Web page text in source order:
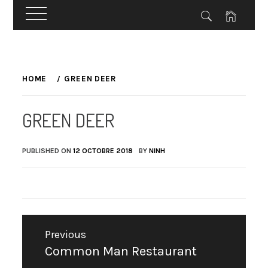
toHOME GREEN DEER
GREEN DEER
PUBLISHED ON12 OCTOBRE 2018 BYNINH
l’article
Previous
Previous
Common Man Restaurant